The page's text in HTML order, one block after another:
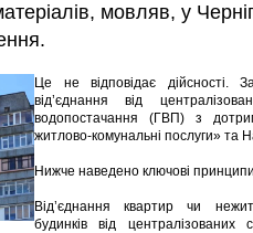
мовляв, у
Це не відповідає дійсності.
від’єднання від
водопостачання (ГВП) з
житлово-комунальні послуги» та
Нижче наведено ключові
Від’єднання квартир чи
будинків від